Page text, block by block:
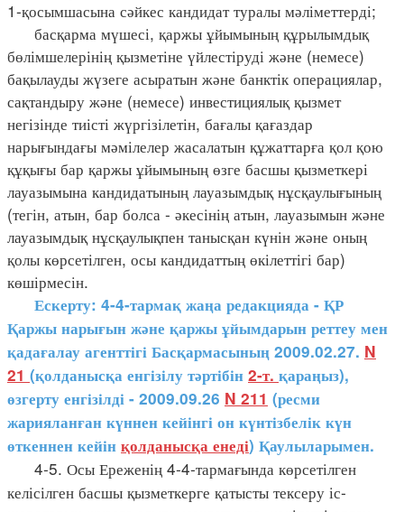
1-қосымшасына сәйкес кандидат туралы мәліметтерді;
басқарма мүшесі, қаржы ұйымының құрылымдық
бөлімшелерінің қызметіне үйлестіруді және (немесе)
бақылауды жүзеге асыратын және банктік операциялар,
сақтандыру және (немесе) инвестициялық қызмет
негізінде тиісті жүргізілетін, бағалы қағаздар
нарығындағы мәмілелер жасалатын құжаттарға қол қою
құқығы бар қаржы ұйымының өзге басшы қызметкері
лауазымына кандидатының лауазымдық нұсқаулығының
(тегін, атын, бар болса - әкесінің атын, лауазымын және
лауазымдық нұсқаулықпен танысқан күнін және оның
қолы көрсетілген, осы кандидаттың өкілеттігі бар)
көшірмесін.
Ескерту: 4-4-тармақ жаңа редакцияда - ҚР
Қаржы нарығын және қаржы ұйымдарын реттеу мен
қадағалау агенттігі Басқармасының 2009.02.27. N
21 (қолданысқа енгізілу тәртібін 2-т. қараңыз),
өзгерту енгізілді - 2009.09.26 N 211 (ресми
жарияланған күннен кейінгі он күнтізбелік күн
өткеннен кейін қолданысқа енеді) Қаулыларымен.
4-5. Осы Ереженің 4-4-тармағында көрсетілген
келісілген басшы қызметкерге қатысты тексеру іс-